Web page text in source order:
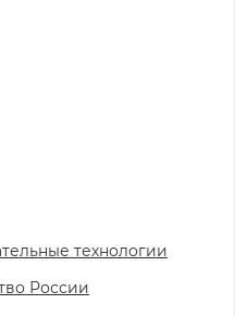
технологии
России